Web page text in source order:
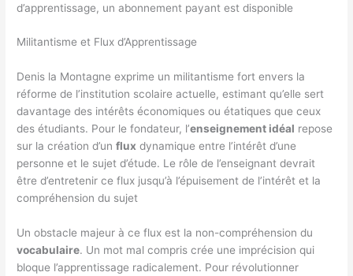
d’apprentissage, un abonnement payant est disponible
Militantisme et Flux d’Apprentissage
Denis la Montagne exprime un militantisme fort envers la
réforme de l’institution scolaire actuelle, estimant qu’elle sert
davantage des intérêts économiques ou étatiques que ceux
des étudiants. Pour le fondateur, l’enseignement idéal repose
sur la création d’unflux dynamique entre l’intérêt d’une
personne et le sujet d’étude. Le rôle de l’enseignant devrait
être d’entretenir ce flux jusqu’à l’épuisement de l’intérêt et la
compréhension du sujet
Un obstacle majeur à ce flux est la non-compréhension du
vocabulaire. Un mot mal compris crée une imprécision qui
bloque l’apprentissage radicalement. Pour révolutionner